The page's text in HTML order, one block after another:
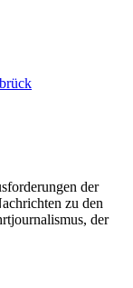
der
zu den
der